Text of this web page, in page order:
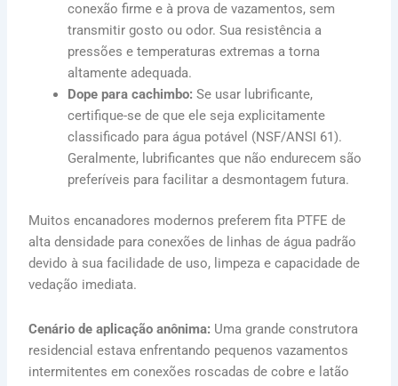
conexão firme e à prova de vazamentos, sem
transmitir gosto ou odor. Sua resistência a
pressões e temperaturas extremas a torna
altamente adequada.
Dope para cachimbo: Se usar lubrificante,
certifique-se de que ele seja explicitamente
classificado para água potável (NSF/ANSI 61).
Geralmente, lubrificantes que não endurecem são
preferíveis para facilitar a desmontagem futura.
Muitos encanadores modernos preferem fita PTFE de
alta densidade para conexões de linhas de água padrão
devido à sua facilidade de uso, limpeza e capacidade de
vedação imediata.
Cenário de aplicação anônima: Uma grande construtora
residencial estava enfrentando pequenos vazamentos
intermitentes em conexões roscadas de cobre e latão